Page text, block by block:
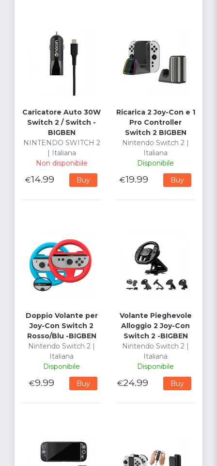
Caricatore Auto 30W
Switch 2 / Switch -
BIGBEN
NINTENDO SWITCH 2
| Italiana
Non disponibile
€14.99 Buy
Ricarica 2 Joy-Con e 1
Pro Controller
Switch 2 BIGBEN
Nintendo Switch 2 |
Italiana
Disponibile
€19.99 Buy
Doppio Volante per
Joy-Con Switch 2
Rosso/Blu -BIGBEN
Nintendo Switch 2 |
Italiana
Disponibile
€9.99 Buy
Volante Pieghevole
Alloggio 2 Joy-Con
Switch 2 -BIGBEN
Nintendo Switch 2 |
Italiana
Disponibile
€24.99 Buy